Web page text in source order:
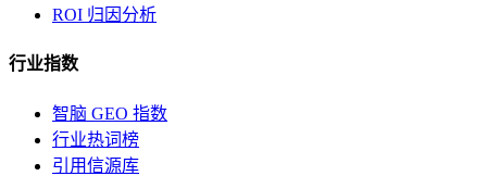
ROI 归因分析
行业指数
智脑 GEO 指数
行业热词榜
引用信源库